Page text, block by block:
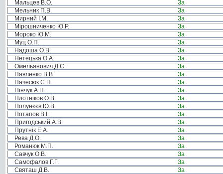
Мальцев В.О.
За
Мельник П.В.
За
Мирний І.М.
За
Мірошниченко Ю.Р.
За
Мороко Ю.М.
За
Муц О.П.
За
Надоша О.В.
За
Нетецька О.А.
За
Омельянович Д.С.
За
Павленко В.В.
За
Пачесюк С.Н.
За
Пінчук А.П.
За
Плотніков О.В.
За
Полунєєв Ю.В.
За
Потапов В.І.
За
Пригодський А.В.
За
Прутнік Е.А.
За
Рева Д.О.
За
Романюк М.П.
За
Савчук О.В.
За
Самофалов Г.Г.
За
Святаш Д.В.
За